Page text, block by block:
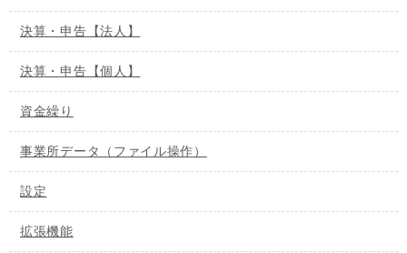
決算・申告【法人】
決算・申告【個人】
資金繰り
事業所データ（ファイル操作）
設定
拡張機能